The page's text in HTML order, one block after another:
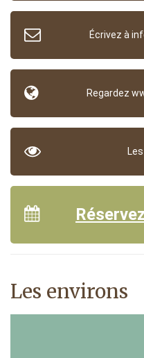
Écrivez à
Regardez
Les environs